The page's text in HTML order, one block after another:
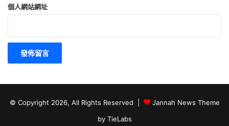
個人網站網址
© Copyright 2026, All Rights Reserved |
Jannah News Theme
by TieLabs